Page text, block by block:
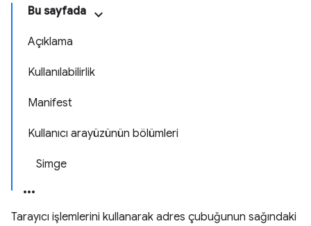
Bu sayfada
Açıklama
Kullanılabilirlik
Manifest
Kullanıcı arayüzünün bölümleri
Simge
Tarayıcı işlemlerini kullanarak adres çubuğunun sağındaki